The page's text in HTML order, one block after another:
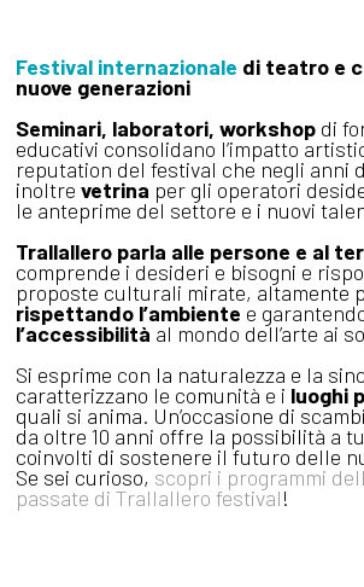
Festival internazionale di teatro e
nuove generazioni
Seminari, laboratori, workshop di
educativi consolidano l’impatto
reputation del festival che negli anni
inoltrevetrina per gli operatori
le anteprime del settore e i nuovi
Trallallero parla alle persone e al
comprende i desideri e bisogni e
proposte culturali mirate, altamente
rispettando l’ambiente e
l’accessibilità al mondo dell’arte ai
Si esprime con la naturalezza e la
caratterizzano le comunità e i luoghi
quali si anima. Un’occasione di
da oltre 10 anni offre la possibilità a
coinvolti di sostenere il futuro delle
Se sei curioso, scopri i programmi
passate di Trallallero festival!